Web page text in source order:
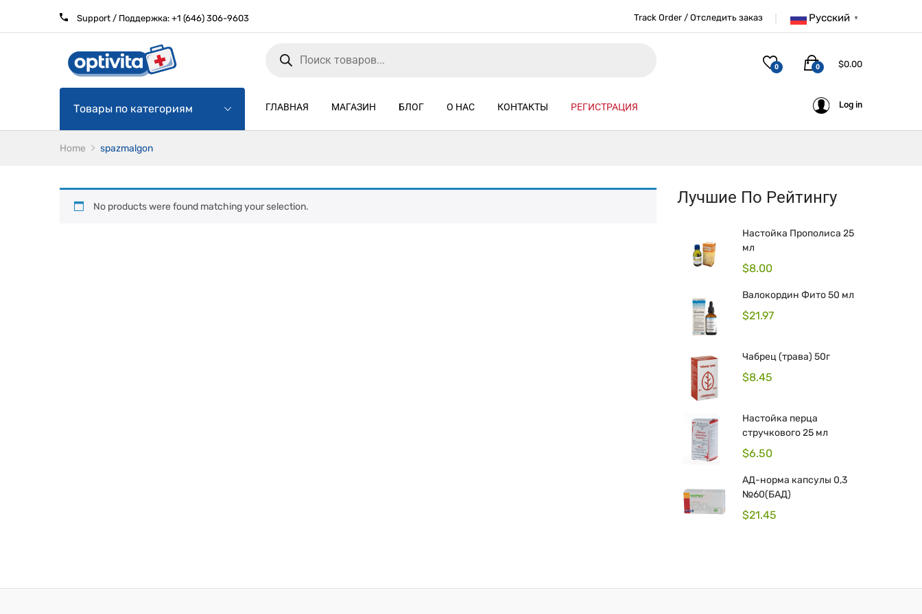
Support / Поддержка: +1 (646) 306-9603 Русский ▼
Track Order / Отследить заказ
0 $0.00
0
Товары по категориям ГЛАВНАЯ МАГАЗИН БЛОГ О НАС КОНТАКТЫ РЕГИСТРАЦИЯ Log in
Home spazmalgon
No products were found matching your selection. Лучшие По Рейтингу
Настойка Прополиса 25
мл
$8.00
Валокордин Фито 50 мл
$21.97
Чабрец (трава) 50г
$8.45
Hастойка перца
стручкового 25 мл
$6.50
АД-норма капсулы 0,3
№60(БАД)
$21.45